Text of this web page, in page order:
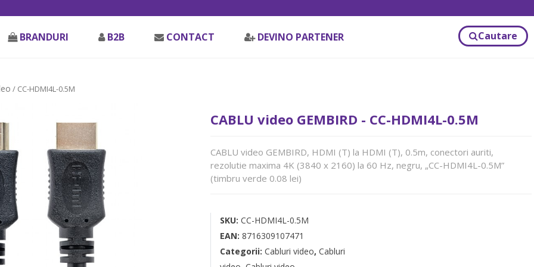
BRANDURI B2B CONTACT DEVINO PARTENER Cautare
/ CC-HDMI4L-0.5M
CABLU video GEMBIRD - CC-HDMI4L-0.5M
CABLU video GEMBIRD, HDMI (T) la HDMI (T), 0.5m, conectori auriti,
rezolutie maxima 4K (3840 x 2160) la 60 Hz, negru, „CC-HDMI4L-0.5M”
(timbru verde 0.08 lei)
SKU: CC-HDMI4L-0.5M
EAN: 8716309107471
Categorii: Cabluri video, Cabluri